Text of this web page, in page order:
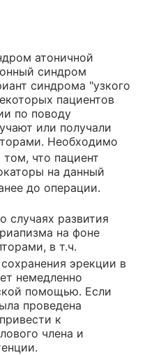
атоничной
синдром
синдрома "узкого
пациентов
по поводу
или получали
Необходимо
что пациент
на данный
до операции.
случаях развития
на фоне
в т.ч.
эрекции в
немедленно
помощью. Если
проведена
к
члена и